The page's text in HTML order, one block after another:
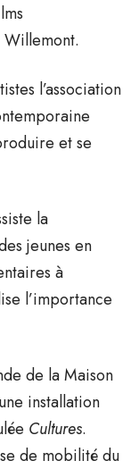
Willemont.
l’association
et se
la
jeunes en
à
l’importance
de la Maison
installation
Cultures.
de mobilité du